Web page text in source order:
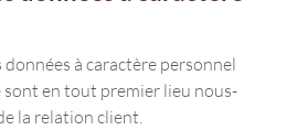
à caractère personnel
en tout premier lieu nous-
la relation client.